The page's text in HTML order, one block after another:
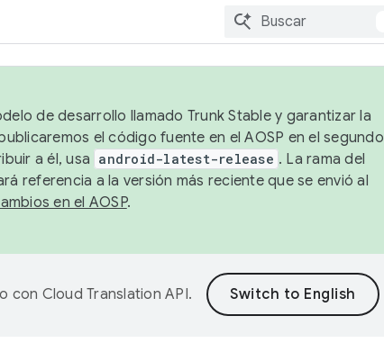
de desarrollo llamado Trunk Stable y garantizar la
el código fuente en el AOSP en el segundo
a él, usa android-latest-release . La rama del
referencia a la versión más reciente que se envió al
en el AOSP.
con Cloud Translation API.